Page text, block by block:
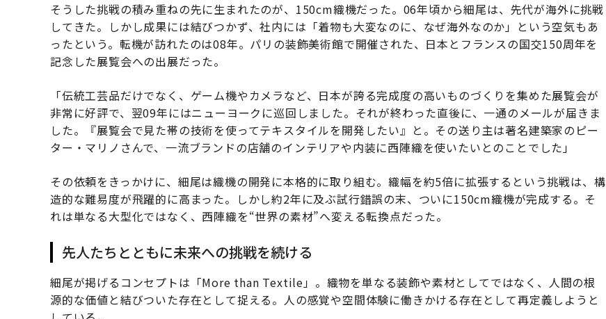
そうした挑戦の積み重ねの先に生まれたのが、150cm織機だった。06年頃から細尾は、先代が海外に挑戦
してきた。しかし成果には結びつかず、社内には「着物も大変なのに、なぜ海外なのか」という空気もあ
ったという。転機が訪れたのは08年。パリの装飾美術館で開催された、日本とフランスの国交150周年を
記念した展覧会への出展だった。
「伝統工芸品だけでなく、ゲーム機やカメラなど、日本が誇る完成度の高いものづくりを集めた展覧会が
非常に好評で、翌09年にはニューヨークに巡回しました。それが終わった直後に、一通のメールが届きま
した。『展覧会で見た帯の技術を使ってテキスタイルを開発したい』と。その送り主は著名建築家のピー
ター・マリノさんで、一流ブランドの店舗のインテリアや内装に西陣織を使いたいとのことでした」
その依頼をきっかけに、細尾は織機の開発に本格的に取り組む。織幅を約5倍に拡張するという挑戦は、構
造的な難易度が飛躍的に高まった。しかし約2年に及ぶ試行錯誤の末、ついに150cm織機が完成する。そ
れは単なる大型化ではなく、西陣織を“世界の素材”へ変える転換点だった。
先人たちとともに未来への挑戦を続ける
細尾が掲げるコンセプトは「More than Textile」。織物を単なる装飾や素材としてではなく、人間の根
源的な価値と結びついた存在として捉える。人の感覚や空間体験に働きかける存在として再定義しようと